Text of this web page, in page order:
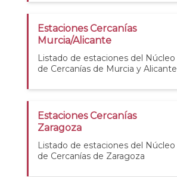
Estaciones Cercanías
Murcia/Alicante
Listado de estaciones del Núcleo
de Cercanías de Murcia y Alicante
Estaciones Cercanías
Zaragoza
Listado de estaciones del Núcleo
de Cercanías de Zaragoza